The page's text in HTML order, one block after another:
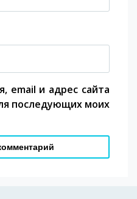
email и адрес сайта
последующих моих